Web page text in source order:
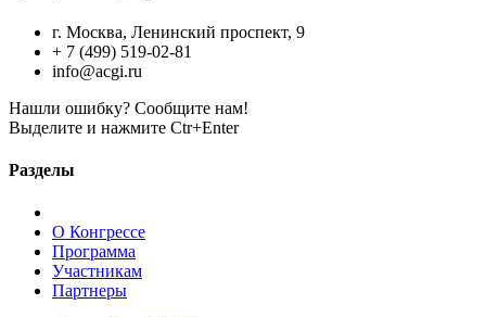
г. Москва, Ленинский проспект, 9
+ 7 (499) 519-02-81
info@acgi.ru
Нашли ошибку? Сообщите нам!
Выделите и нажмите Ctr+Enter
Разделы
О Конгрессе
Программа
Участникам
Партнеры